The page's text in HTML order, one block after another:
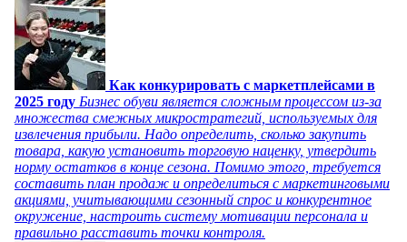
Как конкурировать с маркетплейсами в
2025 году Бизнес обуви является сложным процессом из-за
множества смежных микростратегий, используемых для
извлечения прибыли. Надо определить, сколько закупить
товара, какую установить торговую наценку, утвердить
норму остатков в конце сезона. Помимо этого, требуется
составить план продаж и определиться с маркетинговыми
акциями, учитывающими сезонный спрос и конкурентное
окружение, настроить систему мотивации персонала и
правильно расставить точки контроля.